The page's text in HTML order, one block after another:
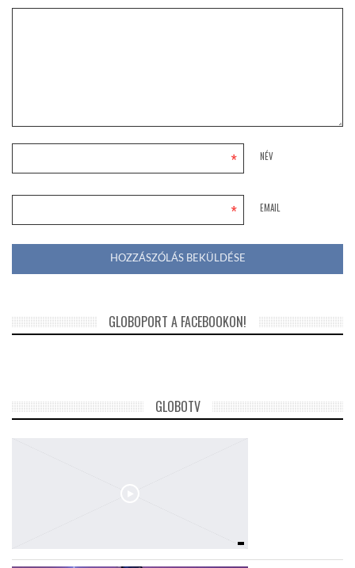
NÉV
*
EMAIL
*
GLOBOPORT A FACEBOOKON!
GLOBOTV